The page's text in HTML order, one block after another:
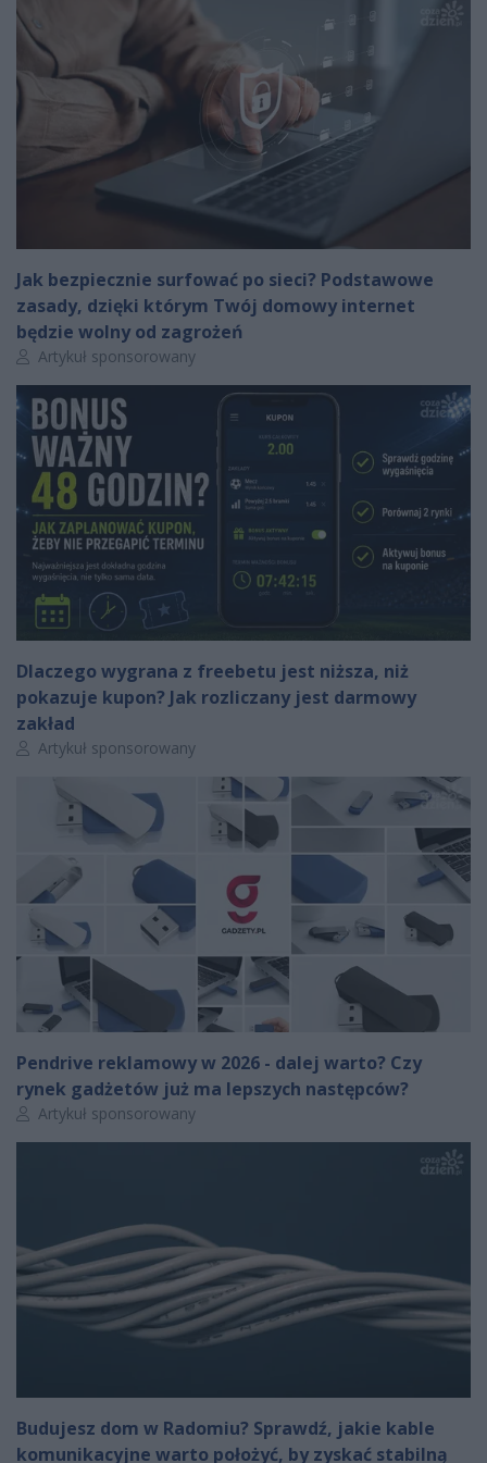
Jak bezpiecznie surfować po sieci? Podstawowe
zasady, dzięki którym Twój domowy internet
będzie wolny od zagrożeń
Autor artykułu:
Artykuł sponsorowany
Dlaczego wygrana z freebetu jest niższa, niż
pokazuje kupon? Jak rozliczany jest darmowy
zakład
Autor artykułu:
Artykuł sponsorowany
Pendrive reklamowy w 2026 - dalej warto? Czy
rynek gadżetów już ma lepszych następców?
Autor artykułu:
Artykuł sponsorowany
Budujesz dom w Radomiu? Sprawdź, jakie kable
komunikacyjne warto położyć, by zyskać stabilną